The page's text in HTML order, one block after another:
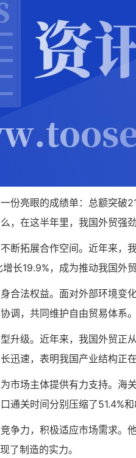
份亮眼的成绩单：总额突破
，在这半年里，我国外贸强
断拓展合作空间。近年来，
长19.9%，成为推动我国外
合法权益。面对外部环境变
调，共同维护自由贸易体系。
升级。近年来，我国外贸正
迅速，表明我国产业结构正
市场主体提供有力支持。
通关时间分别压缩了51.4%
争力，积极适应市场需求
了制造的实力。